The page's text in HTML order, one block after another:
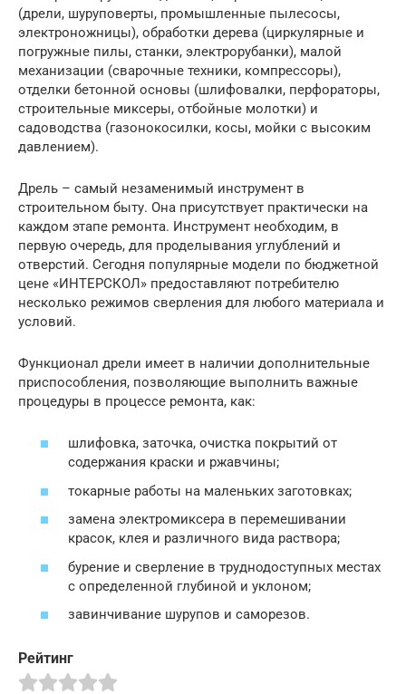
(дрели, шуруповерты, промышленные пылесосы,
электроножницы), обработки дерева (циркулярные и
погружные пилы, станки, электрорубанки), малой
механизации (сварочные техники, компрессоры),
отделки бетонной основы (шлифовалки, перфораторы,
строительные миксеры, отбойные молотки) и
садоводства (газонокосилки, косы, мойки с высоким
давлением).
Дрель – самый незаменимый инструмент в
строительном быту. Она присутствует практически на
каждом этапе ремонта. Инструмент необходим, в
первую очередь, для проделывания углублений и
отверстий. Сегодня популярные модели по бюджетной
цене «ИНТЕРСКОЛ» предоставляют потребителю
несколько режимов сверления для любого материала и
условий.
Функционал дрели имеет в наличии дополнительные
приспособления, позволяющие выполнить важные
процедуры в процессе ремонта, как:
шлифовка, заточка, очистка покрытий от
содержания краски и ржавчины;
токарные работы на маленьких заготовках;
замена электромиксера в перемешивании
красок, клея и различного вида раствора;
бурение и сверление в труднодоступных местах
с определенной глубиной и уклоном;
завинчивание шурупов и саморезов.
Рейтинг